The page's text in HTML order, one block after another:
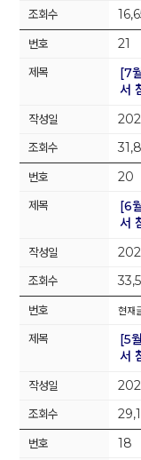
21
[7
서
20
[6
서
현재
[5
서
18